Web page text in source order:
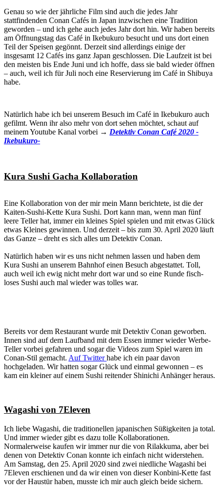
Genau so wie der jährliche Film sind auch die jedes Jahr
stattfindenden Conan Cafés in Japan inzwischen eine Tradition
geworden – und ich gehe auch jedes Jahr dort hin. Wir haben bereits
am Öffnungstag das Café in Ikebukuro besucht und uns dort einen
Teil der Speisen gegönnt. Derzeit sind allerdings einige der
insgesamt 12 Cafés ins ganz Japan geschlossen. Die Laufzeit ist bei
den meisten bis Ende Juni und ich hoffe, dass sie bald wieder öffnen
– auch, weil ich für Juli noch eine Reservierung im Café in Shibuya
habe.
Natürlich habe ich bei unserem Besuch im Café in Ikebukuro auch
gefilmt. Wenn ihr also mehr von dort sehen möchtet, schaut auf
meinem Youtube Kanal vorbei → Detektiv Conan Café 2020 -
Ikebukuro-
Kura Sushi Gacha Kollaboration
Eine Kollaboration von der mir mein Mann berichtete, ist die der
Kaiten-Sushi-Kette Kura Sushi. Dort kann man, wenn man fünf
leere Teller hat, immer ein kleines Spiel spielen und mit etwas Glück
etwas Kleines gewinnen. Und derzeit – bis zum 30. April 2020 läuft
das Ganze – dreht es sich alles um Detektiv Conan.
Natürlich haben wir es uns nicht nehmen lassen und haben dem
Kura Sushi an unserem Bahnhof einen Besuch abgestattet. Toll,
auch weil ich ewig nicht mehr dort war und so eine Runde fisch-
loses Sushi auch mal wieder was tolles war.
Bereits vor dem Restaurant wurde mit Detektiv Conan geworben.
Innen sind auf dem Laufband mit dem Essen immer wieder Werbe-
Teller vorbei gefahren und sogar die Videos zum Spiel waren im
Conan-Stil gemacht. Auf Twitterhabe ich ein paar davon
hochgeladen. Wir hatten sogar Glück und einmal gewonnen – es
kam ein kleiner auf einem Sushi reitender Shinichi Anhänger heraus.
Wagashi von 7Eleven
Ich liebe Wagashi, die traditionellen japanischen Süßigkeiten ja total.
Und immer wieder gibt es dazu tolle Kollaborationen.
Normalerweise kaufen wir immer nur die von Rilakkuma, aber bei
denen von Detektiv Conan konnte ich einfach nicht widerstehen.
Am Samstag, den 25. April 2020 sind zwei niedliche Wagashi bei
7Eleven erschienen und da wir einen von dieser Konbini-Kette fast
vor der Haustür haben, musste ich mir auch gleich beide sichern.